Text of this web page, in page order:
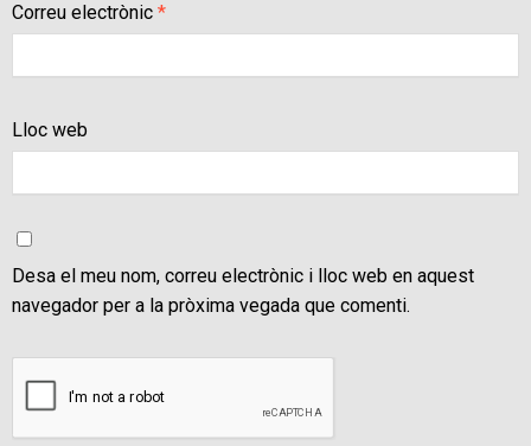
Correu electrònic *
Lloc web
Desa el meu nom, correu electrònic i lloc web en aquest
navegador per a la pròxima vegada que comenti.